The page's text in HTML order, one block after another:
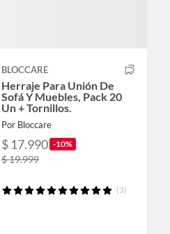
BLOCCARE
Herraje Para Unión De
Sofá Y Muebles, Pack 20
Un + Tornillos.
Por Bloccare
$ 17.990 -10%
$ 19.999
(3)